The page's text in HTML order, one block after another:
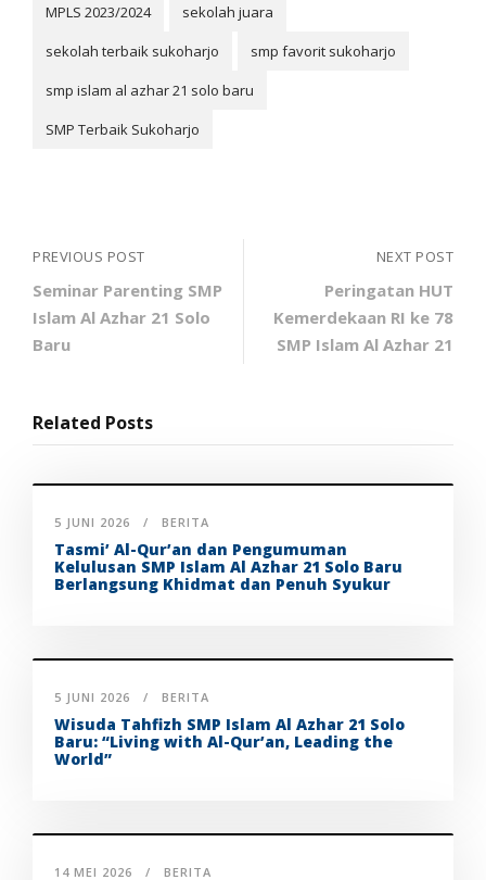
MPLS 2023/2024
sekolah juara
sekolah terbaik sukoharjo
smp favorit sukoharjo
smp islam al azhar 21 solo baru
SMP Terbaik Sukoharjo
PREVIOUS POST
Seminar Parenting SMP
Islam Al Azhar 21 Solo
Baru
NEXT POST
Peringatan HUT
Kemerdekaan RI ke 78
SMP Islam Al Azhar 21
Related Posts
5 JUNI 2026 BERITA
Tasmi’ Al-Qur’an dan Pengumuman
Kelulusan SMP Islam Al Azhar 21 Solo Baru
Berlangsung Khidmat dan Penuh Syukur
5 JUNI 2026 BERITA
Wisuda Tahfizh SMP Islam Al Azhar 21 Solo
Baru: “Living with Al-Qur’an, Leading the
World”
14 MEI 2026 BERITA